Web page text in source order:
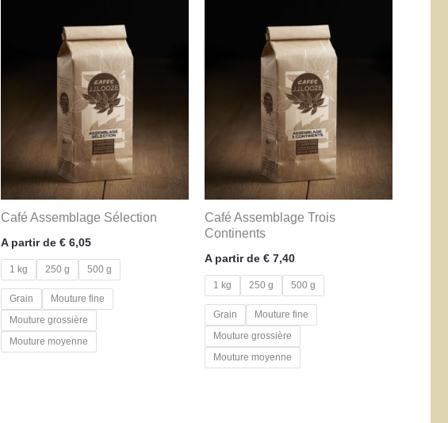
Café Assemblage Sélection
A partir de € 6,05
1 kg 250 g 500 g
Grain
Mouture fine
Mouture grossière
Mouture moyenne
Café Assemblage Trois
Continents
A partir de € 7,40
1 kg 250 g 500 g
Grain
Mouture fine
Mouture grossière
Mouture moyenne